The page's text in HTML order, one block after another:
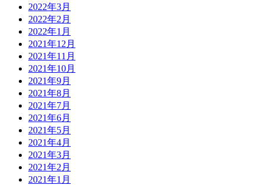
2022年3月
2022年2月
2022年1月
2021年12月
2021年11月
2021年10月
2021年9月
2021年8月
2021年7月
2021年6月
2021年5月
2021年4月
2021年3月
2021年2月
2021年1月